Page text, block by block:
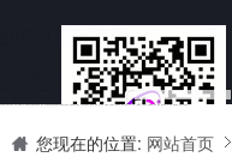
新闻动态
关于我们
联系我们
您现在的位置: 网站首页